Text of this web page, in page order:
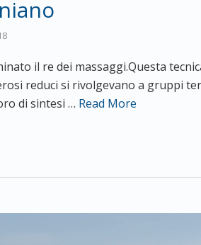
il re dei massaggi.Questa
reduci si rivolgevano a gruppi
di sintesi … Read More